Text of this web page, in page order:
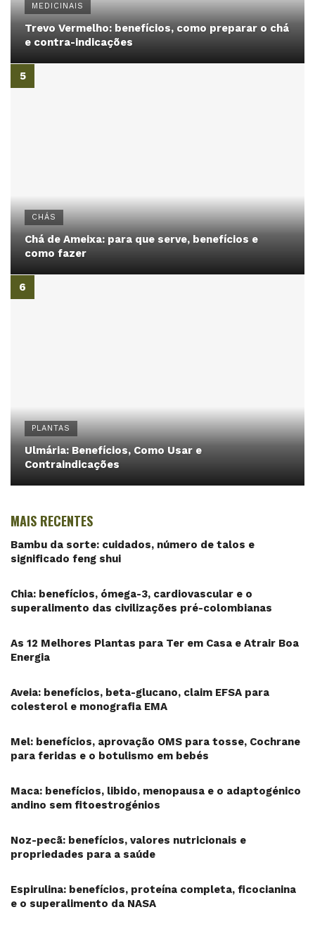
MEDICINAIS
Trevo Vermelho: benefícios, como preparar o chá
e contra-indicações
CHÁS
Chá de Ameixa: para que serve, benefícios e
como fazer
PLANTAS
Ulmária: Benefícios, Como Usar e
Contraindicações
MAIS RECENTES
Bambu da sorte: cuidados, número de talos e
significado feng shui
Chia: benefícios, ómega-3, cardiovascular e o
superalimento das civilizações pré-colombianas
As 12 Melhores Plantas para Ter em Casa e Atrair Boa
Energia
Aveia: benefícios, beta-glucano, claim EFSA para
colesterol e monografia EMA
Mel: benefícios, aprovação OMS para tosse, Cochrane
para feridas e o botulismo em bebés
Maca: benefícios, libido, menopausa e o adaptogénico
andino sem fitoestrogénios
Noz-pecã: benefícios, valores nutricionais e
propriedades para a saúde
Espirulina: benefícios, proteína completa, ficocianina
e o superalimento da NASA